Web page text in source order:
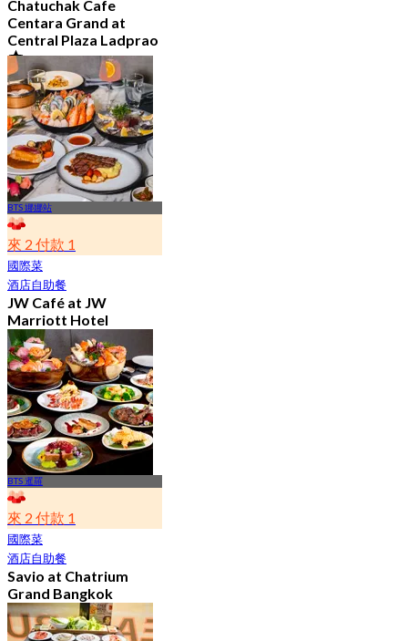
Chatuchak Cafe
Centara Grand at
Central Plaza Ladprao
4.7
23.6K 已預訂
起฿ 799
BTS 娜娜站
來 2 付款 1
國際菜
酒店自助餐
JW Café at JW
Marriott Hotel
Bangkok
4.8
23.1K 已預訂
起฿ 496
BTS 暹羅
來 2 付款 1
國際菜
酒店自助餐
Savio at Chatrium
Grand Bangkok
4.7
17.1K 已預訂